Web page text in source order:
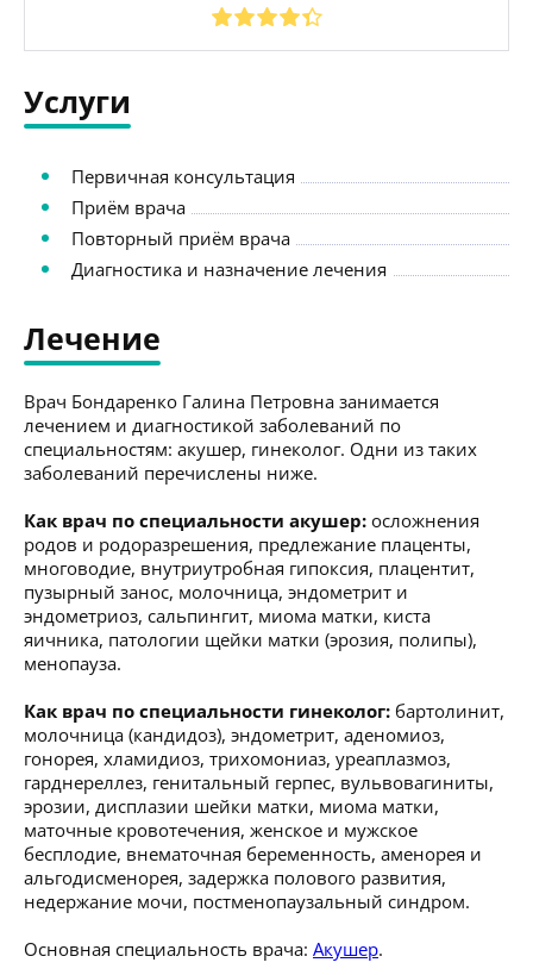
Услуги
Первичная консультация
Приём врача
Повторный приём врача
Диагностика и назначение лечения
Лечение
Врач Бондаренко Галина Петровна занимается
лечением и диагностикой заболеваний по
специальностям: акушер, гинеколог. Одни из таких
заболеваний перечислены ниже.
Как врач по специальности акушер: осложнения
родов и родоразрешения, предлежание плаценты,
многоводие, внутриутробная гипоксия, плацентит,
пузырный занос, молочница, эндометрит и
эндометриоз, сальпингит, миома матки, киста
яичника, патологии щейки матки (эрозия, полипы),
менопауза.
Как врач по специальности гинеколог: бартолинит,
молочница (кандидоз), эндометрит, аденомиоз,
гонорея, хламидиоз, трихомониаз, уреаплазмоз,
гарднереллез, генитальный герпес, вульвовагиниты,
эрозии, дисплазии шейки матки, миома матки,
маточные кровотечения, женское и мужское
бесплодие, внематочная беременность, аменорея и
альгодисменорея, задержка полового развития,
недержание мочи, постменопаузальный синдром.
Основная специальность врача: Акушер.